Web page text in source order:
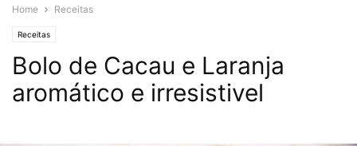
Home Receitas
Receitas
Bolo de Cacau e Laranja
aromático e irresistivel